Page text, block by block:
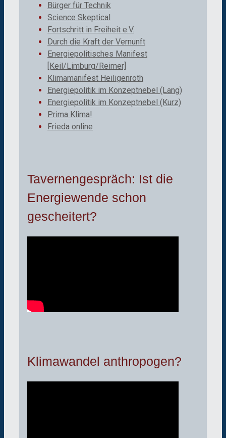
Bürger für Technik
Science Skeptical
Fortschritt in Freiheit e.V.
Durch die Kraft der Vernunft
Energiepolitisches Manifest
[Keil/Limburg/Reimer]
Klimamanifest Heiligenroth
Energiepolitik im Konzeptnebel (Lang)
Energiepolitik im Konzeptnebel (Kurz)
Prima Klima!
Frieda online
Tavernengespräch: Ist die
Energiewende schon
gescheitert?
Klimawandel anthropogen?